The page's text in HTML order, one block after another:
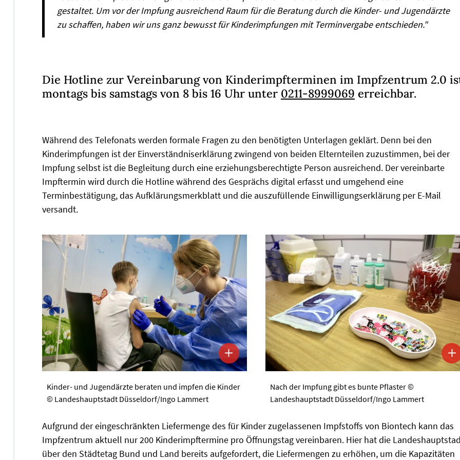
gestaltet. Um vor der Impfung ausreichend Raum für die Beratung durch die Kinder- und Jugendärzte
zu schaffen, haben wir uns ganz bewusst für Kinderimpfungen mit Terminvergabe entschieden."
Die Hotline zur Vereinbarung von Kinderimpfterminen im Impfzentrum 2.0
montags bis samstags von 8 bis 16 Uhr unter 0211-8999069 erreichbar.
Während des Telefonats werden formale Fragen zu den benötigten Unterlagen geklärt. Denn bei den
Kinderimpfungen ist der Einverständniserklärung zwingend von beiden Elternteilen zuzustimmen, bei der
Impfung selbst ist die Begleitung durch eine erziehungsberechtigte Person ausreichend. Der vereinbarte
Impftermin wird durch die Hotline während des Gesprächs digital erfasst und umgehend eine
Terminbestätigung, das Aufklärungsmerkblatt und die auszufüllende Einwilligungserklärung per E-Mail
versandt.
Kinder- und Jugendärzte beraten und impfen die Kinder
© Landeshauptstadt Düsseldorf/Ingo Lammert
Nach der Impfung gibt es bunte Pflaster ©
Landeshauptstadt Düsseldorf/Ingo Lammert
Aufgrund der eingeschränkten Liefermenge des für Kinder zugelassenen Impfstoffs von Biontech kann das
Impfzentrum aktuell nur 200 Kinderimpftermine pro Öffnungstag vereinbaren. Hier hat die
über den Städtetag Bund und Land bereits aufgefordert, die Liefermengen zu erhöhen, um die Kapazitäten